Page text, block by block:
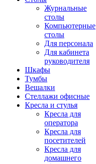
Журнальные
столы
Компьютерные
столы
Для персонала
Для кабинета
руководителя
Шкафы
Тумбы
Вешалки
Стеллажи офисные
Кресла и стулья
Кресла для
оператора
Кресла для
посетителей
Кресла для
домашнего